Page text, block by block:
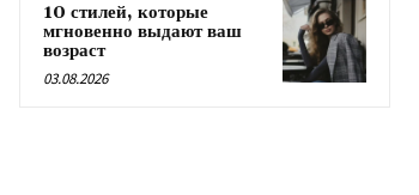
10 стилей, которые
мгновенно выдают ваш
возраст
03.08.2026